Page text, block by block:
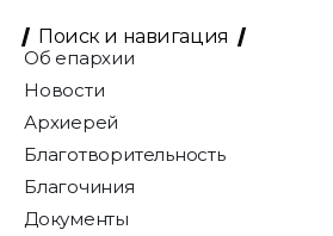
Поиск и навигация
Об епархии
Новости
Архиерей
Благотворительность
Благочиния
Документы